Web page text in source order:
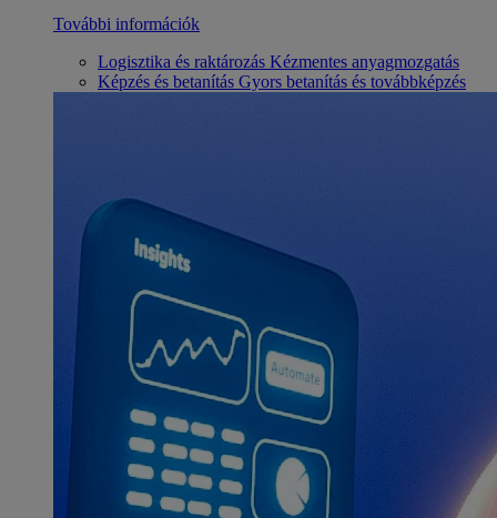
További információk
Logisztika és raktározás Kézmentes anyagmozgatás
Képzés és betanítás Gyors betanítás és továbbképzés